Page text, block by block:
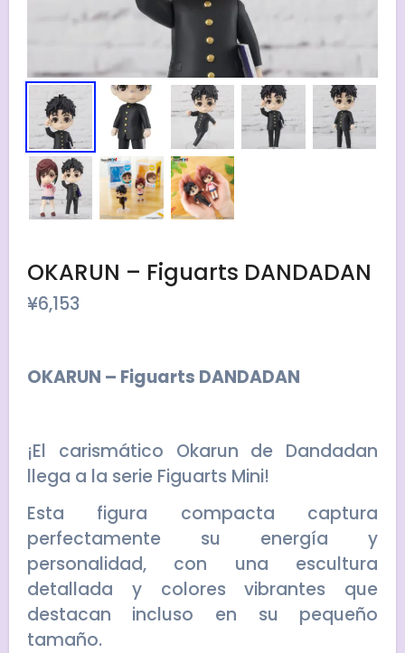
OKARUN – Figuarts DANDADAN
¥6,153
OKARUN – Figuarts DANDADAN
¡El carismático Okarun de Dandadan
llega a la serie Figuarts Mini!
Esta figura compacta captura
perfectamente su energía y
personalidad, con una escultura
detallada y colores vibrantes que
destacan incluso en su pequeño
tamaño.